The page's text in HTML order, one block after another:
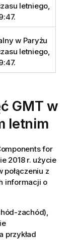
letniego,
w Paryżu
letniego,
GMT w
letnim
for
2018 r. użycie
połączeniu z
informacji o
zachód),
przykład